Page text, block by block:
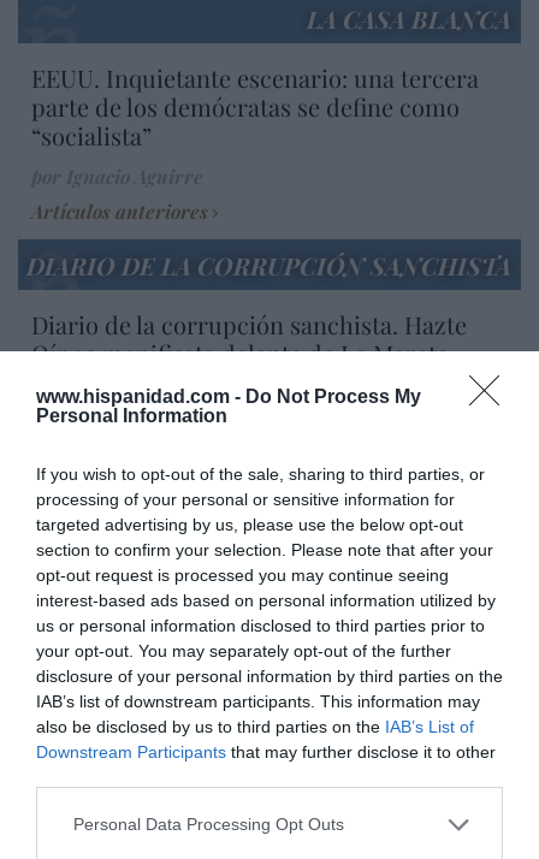
www.hispanidad.com - Do Not Process My
Personal Information
If you wish to opt-out of the sale, sharing to third parties, or
processing of your personal or sensitive information for
targeted advertising by us, please use the below opt-out
section to confirm your selection. Please note that after your
opt-out request is processed you may continue seeing
interest-based ads based on personal information utilized by
us or personal information disclosed to third parties prior to
your opt-out. You may separately opt-out of the further
disclosure of your personal information by third parties on the
IAB’s list of downstream participants. This information may
also be disclosed by us to third parties on the IAB’s List of
Downstream Participants that may further disclose it to other
Personal Data Processing Opt Outs
LA CASA BLANCA
EEUU. Inquietante escenario: una tercera
parte de los demócratas se define como
“socialista”
Artículos anteriores
DIARIO DE LA CORRUPCIÓN SANCHISTA
Diario de la corrupción sanchista. Hazte
Oír se manifiesta delante de La Mareta:
“Pedro Sánchez es un criminal”
por Redacción
FIESTA DIVINA MISERICORDIA
Kowalska-Wojtyla (XXIX). "La palabra no
convirtió, la sangre convertirá"
por Eulogio López
Artículos anteriores